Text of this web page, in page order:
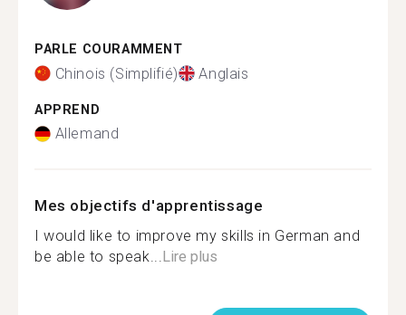
PARLE COURAMMENT
Chinois (Simplifié) Anglais
APPREND
Allemand
Mes objectifs d'apprentissage
I would like to improve my skills in German and
be able to speak...Lire plus